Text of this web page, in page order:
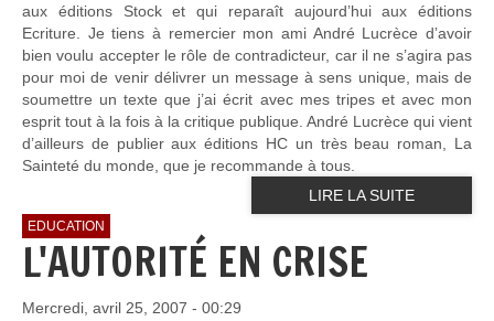
aux éditions Stock et qui reparaît aujourd’hui aux éditions
Ecriture. Je tiens à remercier mon ami André Lucrèce d’avoir
bien voulu accepter le rôle de contradicteur, car il ne s’agira pas
pour moi de venir délivrer un message à sens unique, mais de
soumettre un texte que j’ai écrit avec mes tripes et avec mon
esprit tout à la fois à la critique publique. André Lucrèce qui vient
d’ailleurs de publier aux éditions HC un très beau roman, La
Sainteté du monde, que je recommande à tous.
LIRE LA SUITE
EDUCATION
L'AUTORITÉ EN CRISE
Mercredi, avril 25, 2007 - 00:29